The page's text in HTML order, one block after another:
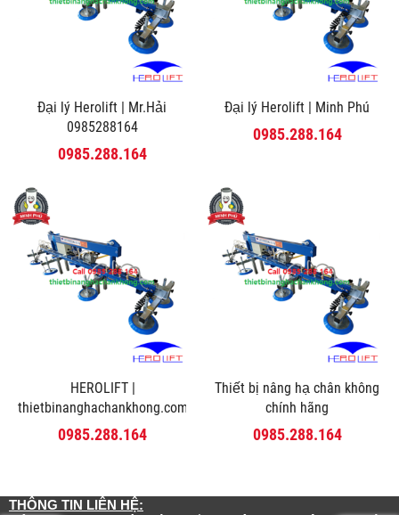
Đại lý Herolift | Mr.Hải
0985288164
0985.288.164
Đại lý Herolift | Minh Phú
0985.288.164
HEROLIFT |
thietbinanghachankhong.com
0985.288.164
Thiết bị nâng hạ chân không
chính hãng
0985.288.164
THÔNG TIN LIÊN HỆ: